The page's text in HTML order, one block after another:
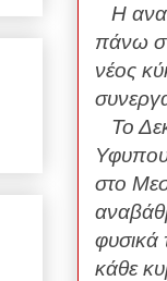
Η
πάνω σ
νέος
Το
στο
φυσικά
κάθε